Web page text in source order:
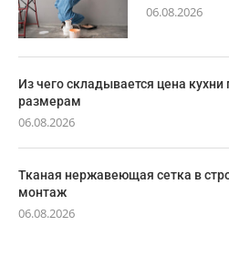
06.08.2026
Из чего складывается цена
размерам
06.08.2026
Тканая нержавеющая сетка в
монтаж
06.08.2026